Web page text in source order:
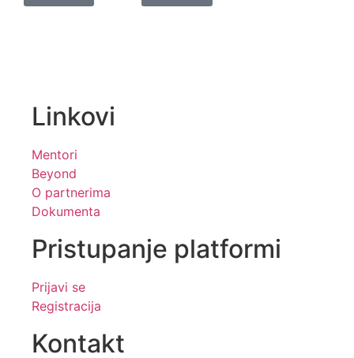
Linkovi
Mentori
Beyond
O partnerima
Dokumenta
Pristupanje platformi
Prijavi se
Registracija
Kontakt